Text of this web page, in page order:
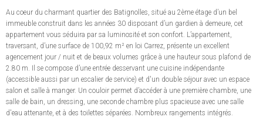
Au coeur du charmant quartier des Batignolles, situé au 2ème étage d’un bel
immeuble construit dans les années 30 disposant d’un gardien à demeure, cet
appartement vous séduira par sa luminosité et son confort. L’appartement,
traversant, d’une surface de 100,92 m² en loi Carrez, présente un excellent
agencement jour / nuit et de beaux volumes grâce à une hauteur sous plafond de
2.80 m. Il se compose d’une entrée desservant une cuisine indépendante
(accessible aussi par un escalier de service) et d'un double séjour avec un espace
salon et salle à manger. Un couloir permet d’accéder à une première chambre, une
salle de bain, un dressing, une seconde chambre plus spacieuse avec une salle
d'eau attenante, et à des toilettes séparées. Nombreux rangements intégrés.